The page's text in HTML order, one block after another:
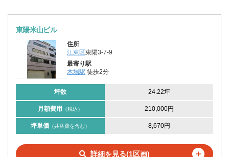
東陽米山ビル
住所
江東区東陽3-7-9
最寄り駅
木場駅 徒歩2分
坪数 24.22坪
月額費用 （税込） 210,000円
坪単価 （共益費を含む） 8,670円
詳細を見る(1区画) ＋